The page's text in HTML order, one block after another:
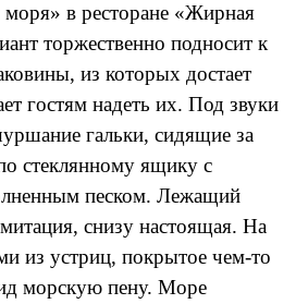
моря» в ресторане «Жирная
торжественно подносит к
из которых достает
гостям надеть их. Под звуки
гальки, сидящие за
стеклянному ящику с
песком. Лежащий
снизу настоящая. На
из устриц, покрытое чем-то
морскую пену. Море